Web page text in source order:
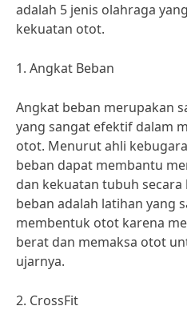
adalah 5 jenis olahraga
kekuatan otot.
1. Angkat Beban
Angkat beban merupakan
yang sangat efektif dalam
otot. Menurut ahli
beban dapat membantu
dan kekuatan tubuh secara
beban adalah latihan yang
membentuk otot karena
berat dan memaksa otot
ujarnya.
2. CrossFit